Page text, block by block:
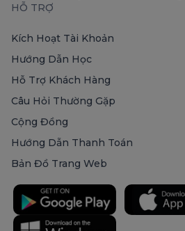
HỖ TRỢ
Kích Hoạt Tài Khoản
Hướng Dẫn Học
Hỗ Trợ Khách Hàng
Câu Hỏi Thường Gặp
Cộng Đồng
Hướng Dẫn Thanh Toán
Bản Đồ Trang Web